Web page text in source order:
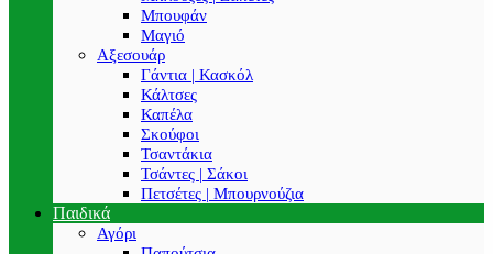
Μπουφάν
Μαγιό
Αξεσουάρ
Γάντια | Κασκόλ
Κάλτσες
Καπέλα
Σκούφοι
Τσαντάκια
Τσάντες | Σάκοι
Πετσέτες | Μπουρνούζια
Παιδικά
Αγόρι